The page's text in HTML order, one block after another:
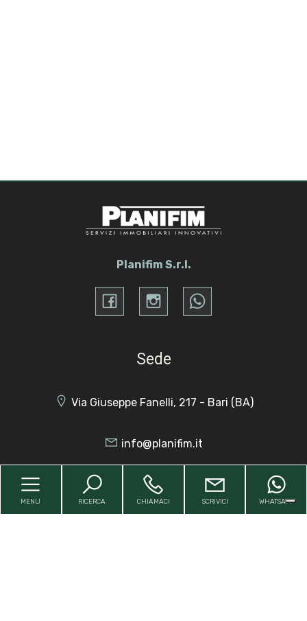
Planifim S.r.l.
Sede
Via Giuseppe Fanelli, 217 - Bari (BA)
info@planifim.it
3929467974
Altre
opzioni
-
MENU RICERCA CHIAMACI SCRIVICI WHATSAPP